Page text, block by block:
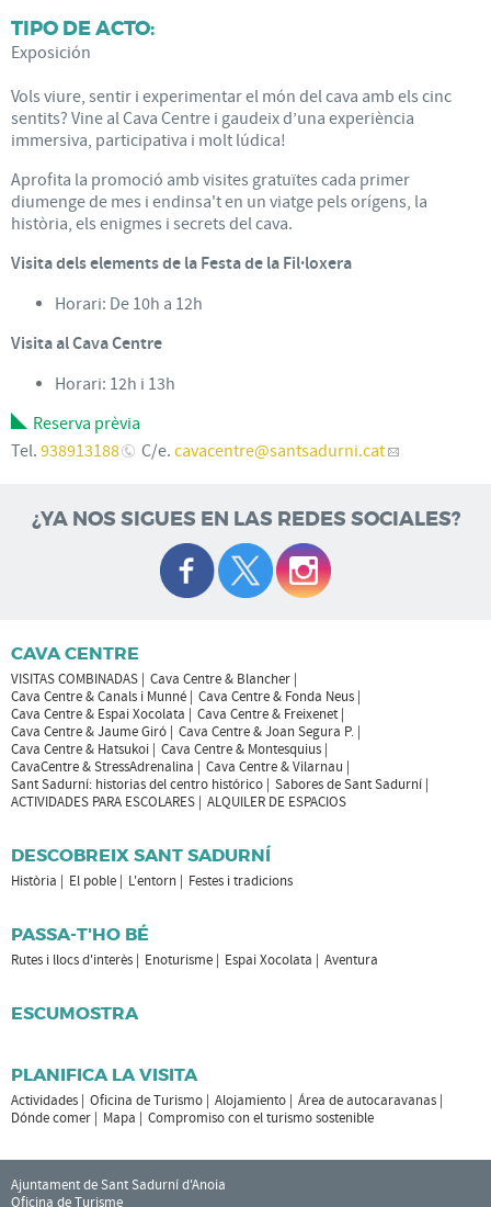
TIPO DE ACTO:
Exposición
Vols viure, sentir i experimentar el món del cava amb els cinc
sentits? Vine al Cava Centre i gaudeix d’una experiència
immersiva, participativa i molt lúdica!
Aprofita la promoció amb visites gratuïtes cada primer
diumenge de mes i endinsa't en un viatge pels orígens, la
història, els enigmes i secrets del cava.
Visita dels elements de la Festa de la Fil·loxera
Horari: De 10h a 12h
Visita al Cava Centre
Horari: 12h i 13h
Reserva prèvia
Tel. 938913188 C/e. cavacentre@santsadurni.cat
¿YA NOS SIGUES EN LAS REDES SOCIALES?
CAVA CENTRE
VISITAS COMBINADAS
Cava Centre & Blancher
Cava Centre & Canals i Munné
Cava Centre & Fonda Neus
Cava Centre & Espai Xocolata
Cava Centre & Freixenet
Cava Centre & Jaume Giró
Cava Centre & Joan Segura P.
Cava Centre & Hatsukoi
Cava Centre & Montesquius
CavaCentre & StressAdrenalina
Cava Centre & Vilarnau
Sant Sadurní: historias del centro histórico
Sabores de Sant Sadurní
ACTIVIDADES PARA ESCOLARES
ALQUILER DE ESPACIOS
DESCOBREIX SANT SADURNÍ
Història El poble L'entorn Festes i tradicions
PASSA-T'HO BÉ
Rutes i llocs d'interès Enoturisme Espai Xocolata Aventura
ESCUMOSTRA
PLANIFICA LA VISITA
Actividades Oficina de Turismo Alojamiento
Área de autocaravanas
Dónde comer
Mapa Compromiso con el turismo sostenible
Ajuntament de Sant Sadurní d'Anoia
Oficina de Turisme